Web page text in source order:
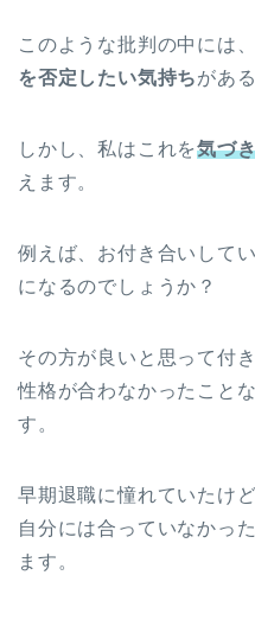
このような批判の中には、
を否定したい気持ちがあ
しかし、私はこれを気づ
えます。
例えば、お付き合いして
になるのでしょうか？
その方が良いと思って付
性格が合わなかったこと
す。
早期退職に憧れていたけ
自分には合っていなかっ
ます。